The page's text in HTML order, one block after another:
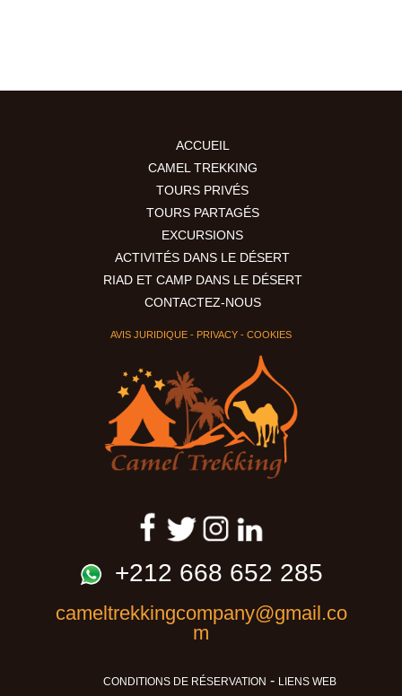
ACCUEIL
CAMEL TREKKING
TOURS PRIVÉS
TOURS PARTAGÉS
EXCURSIONS
ACTIVITÉS DANS LE DÉSERT
RIAD ET CAMP DANS LE DÉSERT
CONTACTEZ-NOUS
AVIS JURIDIQUE - PRIVACY - COOKIES
+212 668 652 285
cameltrekkingcompany@gmail.co
m
CONDITIONS DE RÉSERVATION - LIENS WEB